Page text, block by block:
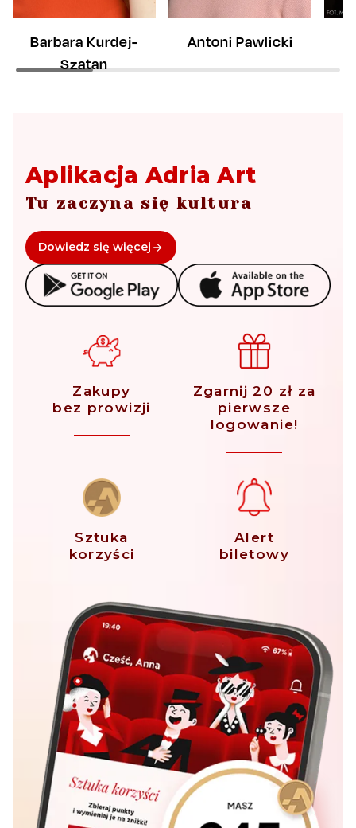
Barbara Kurdej-
Szatan
Antoni Pawlicki
Aplikacja Adria Art
Tu zaczyna się kultura
Dowiedz się więcej
Zakupy
bez prowizji
Zgarnij 20 zł za
pierwsze
logowanie!
Sztuka
korzyści
Alert
biletowy